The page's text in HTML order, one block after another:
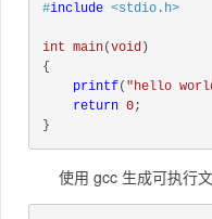
#include <stdio.h>
int main(void )
{
printf( "hello
return 0;
}
使用 gcc 生成可执行文